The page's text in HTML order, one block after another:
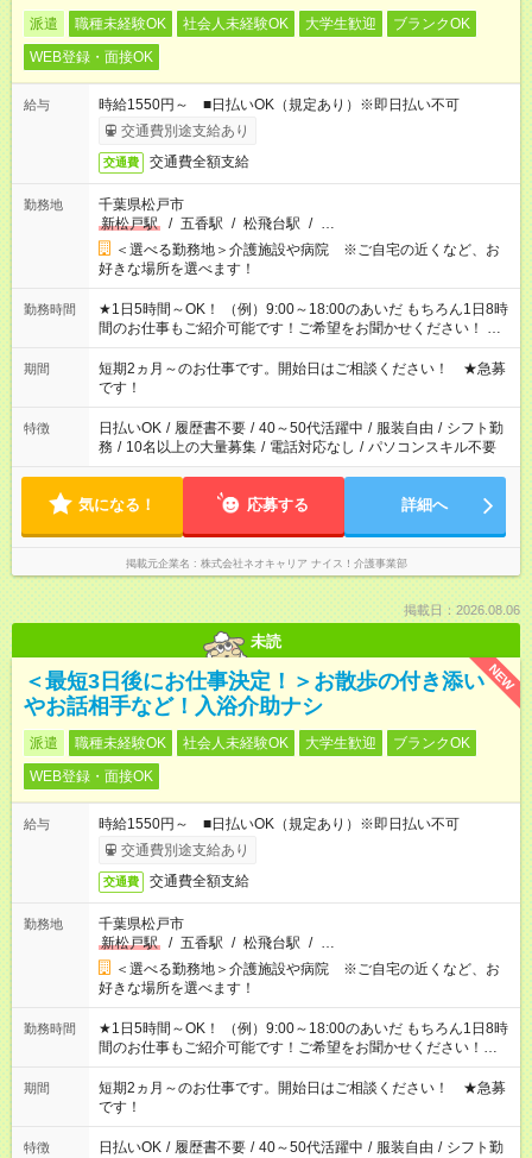
派遣 職種未経験OK 社会人未経験OK 大学生歓迎
ブランクOK
WEB登録・面接OK
給与
時給1550円～ ■日払いOK（規定あり）※即日払い不可
交通費別途支給あり
交通費 交通費全額支給
勤務地
千葉県松戸市
新松戸駅
/ 五香駅 / 松飛台駅 / …
＜選べる勤務地＞介護施設や病院 ※ご自宅の近くなど、お
好きな場所を選べます！
勤務時間
★1日5時間～OK！ （例）9:00～18:00のあいだ もちろん1日8時
間のお仕事もご紹介可能です！ご希望をお聞かせください！ ※
週最低15時間以上の勤務が必要です
期間
短期2ヵ月～のお仕事です。開始日はご相談ください！ ★急募
です！
特徴 日払いOK / 履歴書不要 / 40～50代活躍中 / 服装自由 / シフト勤
務 / 10名以上の大量募集 / 電話対応なし / パソコンスキル不要
気になる！ 応募する 詳細へ
掲載元企業名 株式会社ネオキャリア ナイス！介護事業部
掲載日：2026.08.06
未読
NEW
＜最短3日後にお仕事決定！＞お散歩の付き添い
やお話相手など！入浴介助ナシ
派遣 職種未経験OK 社会人未経験OK 大学生歓迎
ブランクOK
WEB登録・面接OK
給与
時給1550円～ ■日払いOK（規定あり）※即日払い不可
交通費別途支給あり
交通費 交通費全額支給
勤務地
千葉県松戸市
新松戸駅
/ 五香駅 / 松飛台駅 / …
＜選べる勤務地＞介護施設や病院 ※ご自宅の近くなど、お
好きな場所を選べます！
勤務時間
★1日5時間～OK！ （例）9:00～18:00のあいだ もちろん1日8時
間のお仕事もご紹介可能です！ご希望をお聞かせください！★家
庭の都合でお休みが必要な場合も遠慮なくご相談ください。 ※
週最低15時間以上の勤務が必要です
期間
短期2ヵ月～のお仕事です。開始日はご相談ください！ ★急募
です！
特徴 日払いOK / 履歴書不要 / 40～50代活躍中 / 服装自由 / シフト勤